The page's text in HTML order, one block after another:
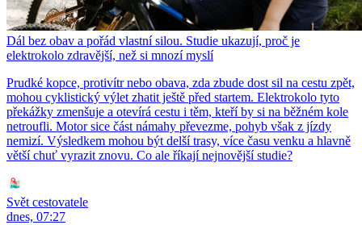
Dál bez obav a pořád vlastní silou. Studie ukazují, proč je
elektrokolo zdravější, než si mnozí myslí
Prudké kopce, protivítr nebo obava, zda zbude dost sil na cestu zpět,
mohou cyklistický výlet zhatit ještě před startem. Elektrokolo tyto
překážky zmenšuje a otevírá cestu i těm, kteří by si na běžném kole
netroufli. Motor sice část námahy převezme, pohyb však z jízdy
nemizí. Výsledkem mohou být delší trasy, více času venku a hlavně
větší chuť vyrazit znovu. Co ale říkají nejnovější studie?
Svět cestovatele
dnes, 07:27